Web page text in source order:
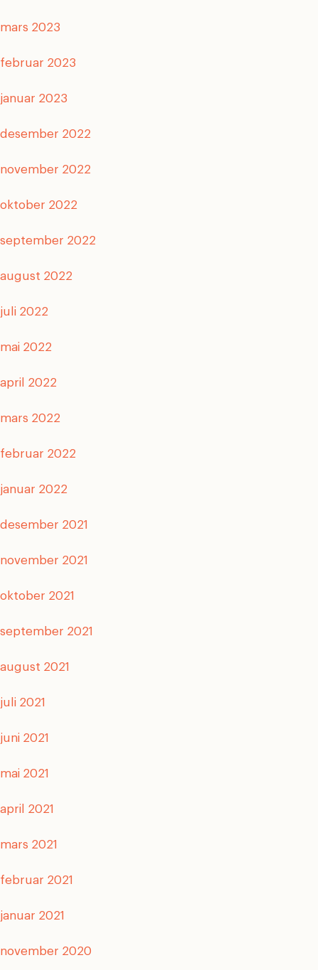
mars 2023
februar 2023
januar 2023
desember 2022
november 2022
oktober 2022
september 2022
august 2022
juli 2022
mai 2022
april 2022
mars 2022
februar 2022
januar 2022
desember 2021
november 2021
oktober 2021
september 2021
august 2021
juli 2021
juni 2021
mai 2021
april 2021
mars 2021
februar 2021
januar 2021
november 2020